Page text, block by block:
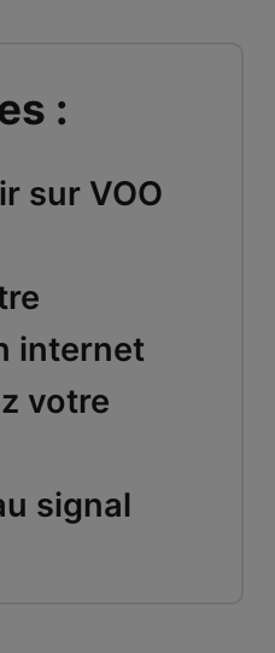
:
sur VOO
internet
votre
signal